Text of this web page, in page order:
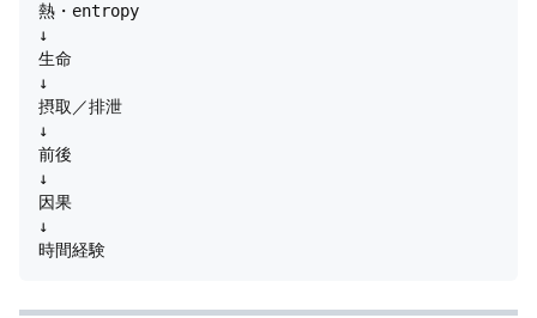
熱・entropy
↓
生命
↓
摂取／排泄
↓
前後
↓
因果
↓